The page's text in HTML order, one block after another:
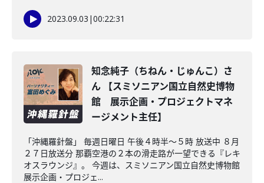
2023.09.03 |00:22:31
知念純子（ちねん・じゅんこ）さ
ん 【スミソニアン国立自然史博物
館 展示企画・プロジェクトマネ
ージメント主任】
「沖縄羅針盤」 毎週日曜日 午後４時半～５時 放送中 ８月
２７日放送分 那覇空港の２本の滑走路が一望できる『レキ
オスラウンジ』。 今週は、スミソニアン国立自然史博物館
展示企画・プロジェ...